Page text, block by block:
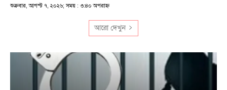
শুক্রবার, আগস্ট ৭, ২০২৬; সময় : ৩:৪০ অপরাহ্ণ
আরো দেখুন